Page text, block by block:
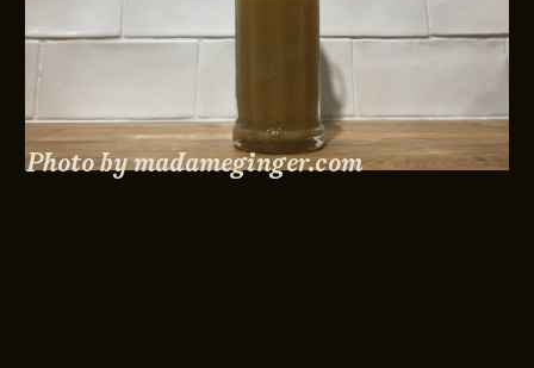
Photo by madameginger.com